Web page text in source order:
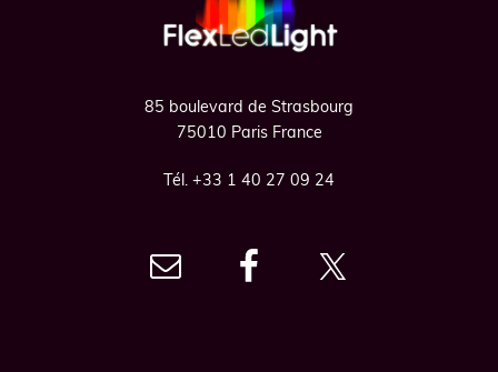
tout en rédui­sant leur empreinte énergétique.
85 boulevard de Strasbourg
75010 Paris France
Tél. +33 1 40 27 09 24